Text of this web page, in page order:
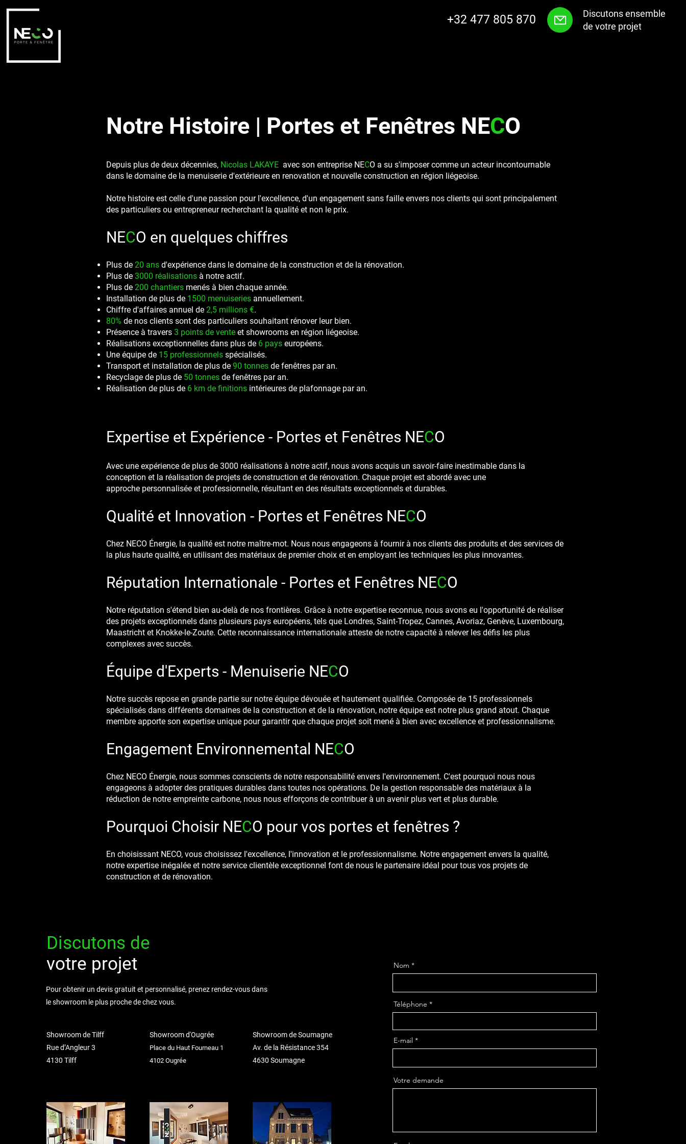
+32 477 805 870
Discutons ensemble
de votre projet
Notre Histoire | Portes et Fenêtres NECO
Depuis plus de deux décennies, Nicolas LAKAYE avec son entreprise NECO a su s'imposer comme un acteur incontournable
dans le domaine de la menuiserie d'extérieure en renovation et nouvelle construction en région liégeoise.
Notre histoire est celle d'une passion pour l'excellence, d'un engagement sans faille envers nos clients qui sont principalement
des particuliers ou entrepreneur recherchant la qualité et non le prix.
NECO en quelques chiffres
Plus de 20 ans d'expérience dans le domaine de la construction et de la rénovation.
Plus de 3000 réalisations à notre actif.
Plus de 200 chantiers menés à bien chaque année.
Installation de plus de 1500 menuiseries annuellement.
Chiffre d'affaires annuel de 2,5 millions €.
80% de nos clients sont des particuliers souhaitant rénover leur bien.
Présence à travers 3 points de vente et showrooms en région liégeoise.
Réalisations exceptionnelles dans plus de 6 pays européens.
Une équipe de 15 professionnels spécialisés.
Transport et installation de plus de 90 tonnes de fenêtres par an.
Recyclage de plus de 50 tonnes de fenêtres par an.
Réalisation de plus de 6 km de finitions intérieures de plafonnage par an.
Expertise et Expérience - Portes et Fenêtres NECO
Avec une expérience de plus de 3000 réalisations à notre actif, nous avons acquis un savoir-faire inestimable dans la
conception et la réalisation de projets de construction et de rénovation. Chaque projet est abordé avec une
approche personnalisée et professionnelle, résultant en des résultats exceptionnels et durables.
Qualité et Innovation - Portes et Fenêtres NECO
Chez NECO Énergie, la qualité est notre maître-mot. Nous nous engageons à fournir à nos clients des produits et des services de
la plus haute qualité, en utilisant des matériaux de premier choix et en employant les techniques les plus innovantes.
Réputation Internationale - Portes et Fenêtres NECO
Notre réputation s'étend bien au-delà de nos frontières. Grâce à notre expertise reconnue, nous avons eu l'opportunité de réaliser
des projets exceptionnels dans plusieurs pays européens, tels que Londres, Saint-Tropez, Cannes, Avoriaz, Genève, Luxembourg,
Maastricht et Knokke-le-Zoute. Cette reconnaissance internationale atteste de notre capacité à relever les défis les plus
complexes avec succès.
Équipe d'Experts - Menuiserie NECO
Notre succès repose en grande partie sur notre équipe dévouée et hautement qualifiée. Composée de 15 professionnels
spécialisés dans différents domaines de la construction et de la rénovation, notre équipe est notre plus grand atout. Chaque
membre apporte son expertise unique pour garantir que chaque projet soit mené à bien avec excellence et professionnalisme.
Engagement Environnemental NECO
Chez NECO Énergie, nous sommes conscients de notre responsabilité envers l'environnement. C'est pourquoi nous nous
engageons à adopter des pratiques durables dans toutes nos opérations. De la gestion responsable des matériaux à la
réduction de notre empreinte carbone, nous nous efforçons de contribuer à un avenir plus vert et plus durable.
Pourquoi Choisir NECO pour vos portes et fenêtres ?
En choisissant NECO, vous choisissez l'excellence, l'innovation et le professionnalisme. Notre engagement envers la qualité,
notre expertise inégalée et notre service clientèle exceptionnel font de nous le partenaire idéal pour tous vos projets de
construction et de rénovation.
Discutons de
votre projet
Pour obtenir un devis gratuit et personnalisé, prenez rendez-vous dans
le showroom le plus proche de chez vous.
Showroom de Tilff
Rue d’Angleur 3
4130 Tilff
Showroom d'Ougrée
Place du Haut Fourneau 1
4102 Ougrée
Showroom de Soumagne
Av. de la Résistance 354
4630 Soumagne
Nom
Téléphone
E-mail
Votre demande